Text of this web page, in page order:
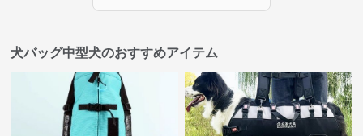
犬バッグ中型犬のおすすめアイテム